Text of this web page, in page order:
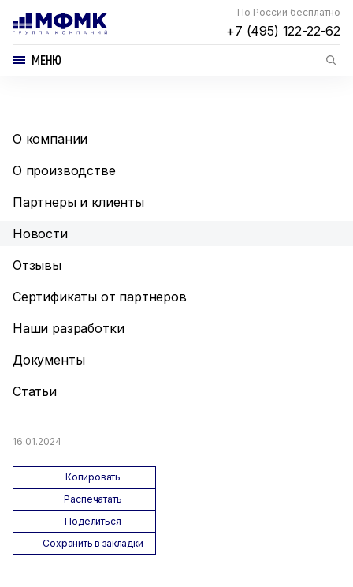
По России бесплатно
+7 (495) 122-22-62
МЕНЮ
О компании
О производстве
Партнеры и клиенты
Новости
Отзывы
Сертификаты от партнеров
Наши разработки
Документы
Статьи
16.01.2024
Копировать
Распечатать
Поделиться
Сохранить в закладки